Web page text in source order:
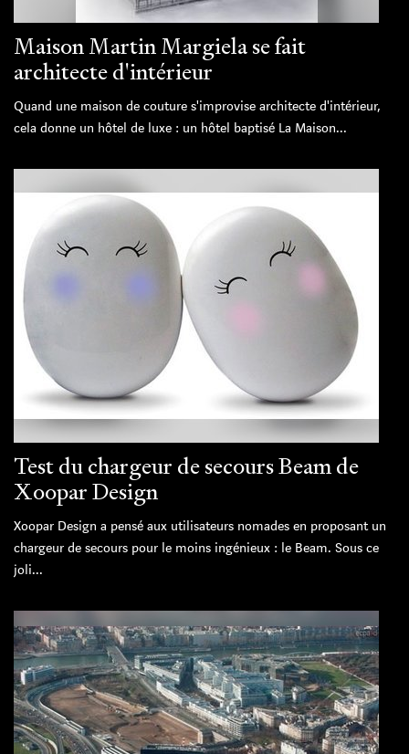
Maison Martin Margiela se fait
architecte d'intérieur
Quand une maison de couture s'improvise architecte d'intérieur,
cela donne un hôtel de luxe : un hôtel baptisé La Maison...
Test du chargeur de secours Beam de
Xoopar Design
Xoopar Design a pensé aux utilisateurs nomades en proposant un
chargeur de secours pour le moins ingénieux : le Beam. Sous ce
joli...